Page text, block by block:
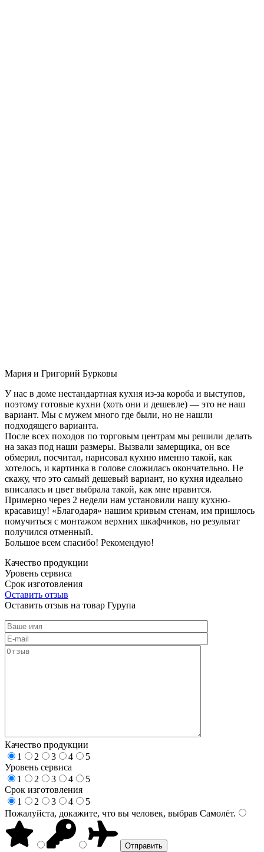
Мария и Григорий Бурковы
У нас в доме нестандартная кухня из-за короба и выступов,
поэтому готовые кухни (хоть они и дешевле) — это не наш
вариант. Мы с мужем много где были, но не нашли
подходящего варианта.
После всех походов по торговым центрам мы решили делать
на заказ под наши размеры. Вызвали замерщика, он все
обмерил, посчитал, нарисовал кухню именно такой, как
хотелось, и картинка в голове сложилась окончательно. Не
скажу, что это самый дешевый вариант, но кухня идеально
вписалась и цвет выбрала такой, как мне нравится.
Примерно через 2 недели нам установили нашу кухню-
красавицу! «Благодаря» нашим кривым стенам, им пришлось
помучиться с монтажом верхних шкафчиков, но результат
получился отменный.
Большое всем спасибо! Рекомендую!
Качество продукции
Уровень сервиса
Срок изготовления
Оставить отзыв
Оставить отзыв на товар Гурупа
Качество продукции
1
2 3 4
5
Уровень сервиса
1
2 3 4
5
Срок изготовления
1
2 3 4
5
Пожалуйста, докажите, что вы человек, выбрав Самолёт.